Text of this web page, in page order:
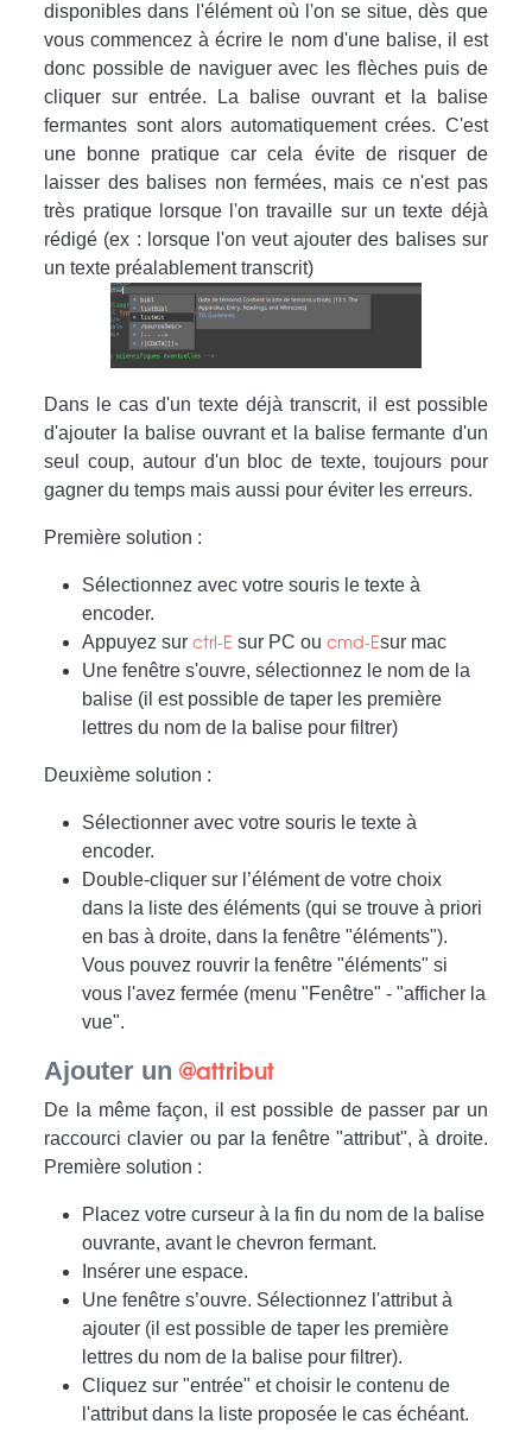
disponibles dans l'élément où l'on se situe, dès que
vous commencez à écrire le nom d'une balise, il est
donc possible de naviguer avec les flèches puis de
cliquer sur entrée. La balise ouvrant et la balise
fermantes sont alors automatiquement crées. C'est
une bonne pratique car cela évite de risquer de
laisser des balises non fermées, mais ce n'est pas
très pratique lorsque l'on travaille sur un texte déjà
rédigé (ex : lorsque l'on veut ajouter des balises sur
un texte préalablement transcrit)
Dans le cas d'un texte déjà transcrit, il est possible
d'ajouter la balise ouvrant et la balise fermante d'un
seul coup, autour d'un bloc de texte, toujours pour
gagner du temps mais aussi pour éviter les erreurs.
Première solution :
Sélectionnez avec votre souris le texte à
encoder.
Appuyez surctrl-E sur PC oucmd-Esur mac
Une fenêtre s'ouvre, sélectionnez le nom de la
balise (il est possible de taper les première
lettres du nom de la balise pour filtrer)
Deuxième solution :
Sélectionner avec votre souris le texte à
encoder.
Double-cliquer sur l’élément de votre choix
dans la liste des éléments (qui se trouve à priori
en bas à droite, dans la fenêtre "éléments").
Vous pouvez rouvrir la fenêtre "éléments" si
vous l'avez fermée (menu "Fenêtre" - "afficher la
vue".
Ajouter un@attribut
De la même façon, il est possible de passer par un
raccourci clavier ou par la fenêtre "attribut", à droite.
Première solution :
Placez votre curseur à la fin du nom de la balise
ouvrante, avant le chevron fermant.
Insérer une espace.
Une fenêtre s’ouvre. Sélectionnez l'attribut à
ajouter (il est possible de taper les première
lettres du nom de la balise pour filtrer).
Cliquez sur "entrée" et choisir le contenu de
l'attribut dans la liste proposée le cas échéant.